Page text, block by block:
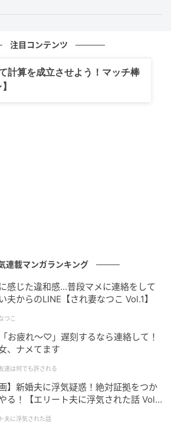
ミが付いていることを知ったく
に、ドラム式洗濯機の時はほとん
ことに気付き、ぐっちぃさん夫
申し訳ない気持ちになったので
つも、仕事や家事に追われてつ
てしまうこと、ありますよね。皆
の頻度で洗濯機のお手入れをして
注目コンテンツ
計算を成立させよう！マッチ棒
連載マンガランキング
感じた違和感…普段マメに連絡をして
夫からのLINE【され妻なつこ Vol.1】
つこ
お疲れ〜♡」遅刻するなら連絡して！
、ナメてます
達は何でも許される
画】新婚夫に浮気疑惑！絶対証拠をつか
る！【エリート夫に浮気された話 Vol.
夫に浮気された話